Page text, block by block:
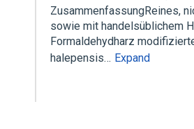
ZusammenfassungReines,
sowie mit handelsüblichem
Formaldehydharz
halepensis… Expand